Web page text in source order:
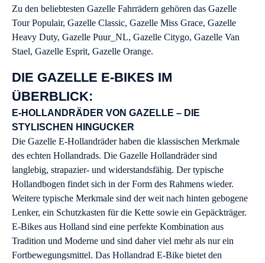
Zu den beliebtesten Gazelle Fahrrädern gehören das Gazelle
Tour Populair, Gazelle Classic, Gazelle Miss Grace, Gazelle
Heavy Duty, Gazelle Puur_NL, Gazelle Citygo, Gazelle Van
Stael, Gazelle Esprit, Gazelle Orange.
DIE GAZELLE E-BIKES IM
ÜBERBLICK:
E-HOLLANDRÄDER VON GAZELLE – DIE
STYLISCHEN HINGUCKER
Die Gazelle E-Hollandräder haben die klassischen Merkmale
des echten Hollandrads. Die Gazelle Hollandräder sind
langlebig, strapazier- und widerstandsfähig. Der typische
Hollandbogen findet sich in der Form des Rahmens wieder.
Weitere typische Merkmale sind der weit nach hinten gebogene
Lenker, ein Schutzkasten für die Kette sowie ein Gepäckträger.
E-Bikes aus Holland sind eine perfekte Kombination aus
Tradition und Moderne und sind daher viel mehr als nur ein
Fortbewegungsmittel. Das Hollandrad E-Bike bietet den